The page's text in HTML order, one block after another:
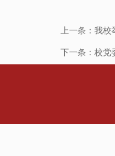
上一条： 我校
下一条： 校党